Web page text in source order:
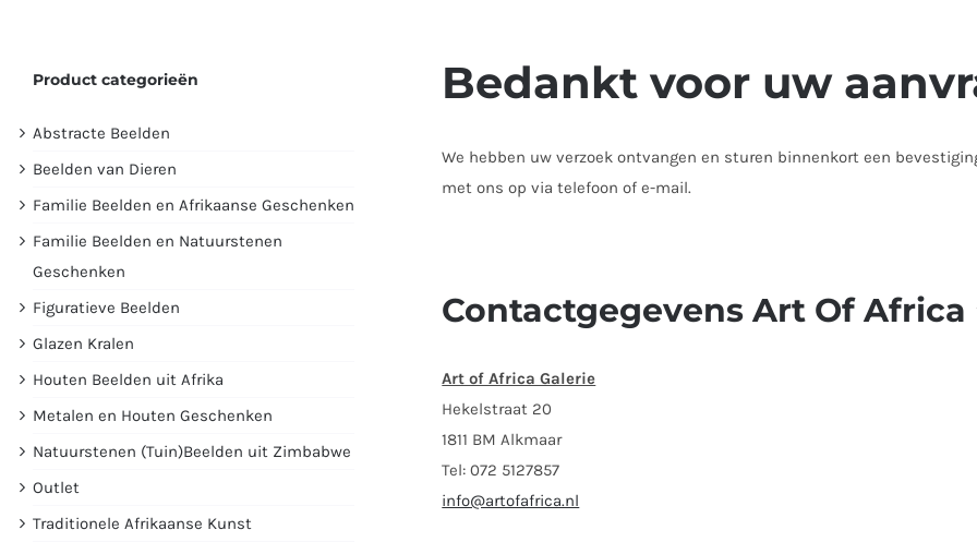
Bedankt voor uw
We hebben uw verzoek ontvangen en sturen binnenkort een
met ons op via telefoon of e-mail.
Contactgegevens Art Of Africa
Art of Africa Galerie
Hekelstraat 20
1811 BM Alkmaar
Tel: 072 5127857
info@artofafrica.nl
Product categorieën
Abstracte Beelden
Beelden van Dieren
Familie Beelden en Afrikaanse Geschenken
Familie Beelden en Natuurstenen
Geschenken
Figuratieve Beelden
Glazen Kralen
Houten Beelden uit Afrika
Metalen en Houten Geschenken
Natuurstenen (Tuin)Beelden uit Zimbabwe
Outlet
Traditionele Afrikaanse Kunst